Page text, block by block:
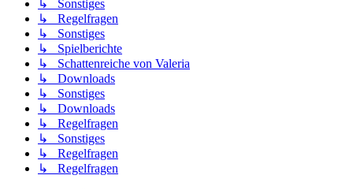
↳ Sonstiges
↳ Regelfragen
↳ Sonstiges
↳ Spielberichte
↳ Schattenreiche von Valeria
↳ Downloads
↳ Sonstiges
↳ Downloads
↳ Regelfragen
↳ Sonstiges
↳ Regelfragen
↳ Regelfragen